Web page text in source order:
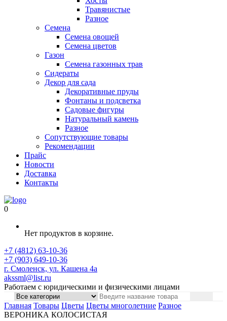
Травянистые
Разное
Семена
Семена овощей
Семена цветов
Газон
Семена газонных трав
Сидераты
Декор для сада
Декоративные пруды
Фонтаны и подсветка
Садовые фигуры
Натуральный камень
Разное
Сопутствующие товары
Рекомендации
Прайс
Новости
Доставка
Контакты
0
Нет продуктов в корзине.
+7 (4812) 63-10-36
+7 (903) 649-10-36
г. Смоленск, ул. Кашена 4а
akssml@list.ru
Работаем с юридическими и физическими лицами
Главная Товары Цветы Цветы многолетние Разное
ВЕРОНИКА КОЛОСИСТАЯ